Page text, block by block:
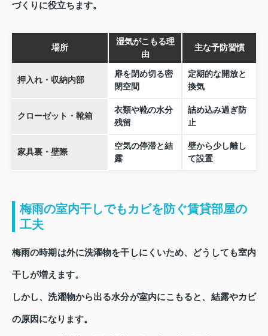
づくりに役立ちます。
場所
湿気がこもる理
由
主な予防習慣
押入れ・収納内部
扉を閉め切る密
閉空間
定期的な開放と
換気
クローゼット・靴箱
衣類や靴の水分
残留
詰め込み過ぎ防
止
家具裏・壁際
空気の停滞と結
露
壁から少し離し
て設置
梅雨の室内干しでもカビを防ぐ賃貸部屋の
工夫
梅雨の時期は外に洗濯物を干しにくいため、どうしても室内
干しが増えます。
しかし、洗濯物から出る水分が室内にこもると、結露やカビ
の原因になります。